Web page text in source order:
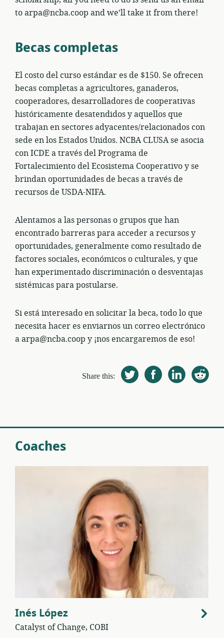
to arpa@ncba.coop and we’ll take it from there!
Becas completas
El costo del curso estándar es de $150. Se ofrecen
becas completas a agricultores, ganaderos,
cooperadores, desarrolladores de cooperativas
históricamente desatendidos y aquellos que
trabajan en sectores adyacentes/relacionados con
sede en los Estados Unidos. NCBA CLUSA se asocia
con ICDE a través del Programa de
Fortalecimiento del Ecosistema Cooperativo y se
brindan oportunidades de becas a través de
recursos de USDA-NIFA.
Alentamos a las personas o grupos que han
encontrado barreras para acceder a recursos y
oportunidades, generalmente como resultado de
factores sociales, económicos o culturales, y que
han experimentado discriminación o desventajas
sistémicas para postularse.
Si está interesado en solicitar la beca, todo lo que
necesita hacer es enviarnos un correo electrónico
a arpa@ncba.coop y ¡nos encargaremos de eso!
Share this:
Coaches
Inés López
Catalyst of Change, COBI